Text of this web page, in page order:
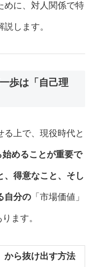
めに、対人関係で特
します。
歩は「自己理
上で、現役時代と
始めることが重要で
、得意なこと、そし
自分の 「市場価値」
ます。
から抜け出す方法